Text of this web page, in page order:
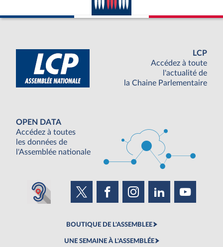
LCP
Accédez à toute
l'actualité de
la Chaine Parlementaire
OPEN DATA
Accédez à toutes
les données de
l'Assemblée nationale
BOUTIQUE DE L'ASSEMBLEE
UNE SEMAINE À L'ASSEMBLÉE